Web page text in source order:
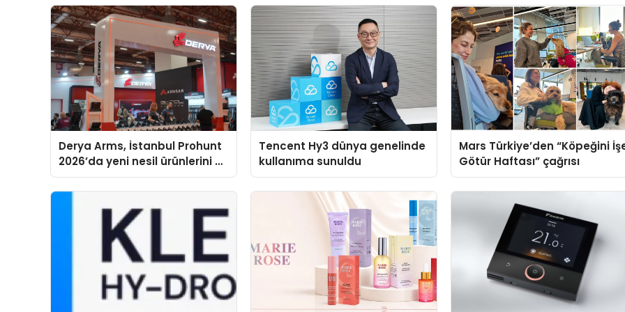
Derya Arms, İstanbul Prohunt
2026’da yeni nesil ürünlerini ve
global marka vizyonunu
sergiledi
Tencent Hy3 dünya genelinde
kullanıma sunuldu
Mars Türkiye’den “Köpeğini
Götür Haftası” çağrısı